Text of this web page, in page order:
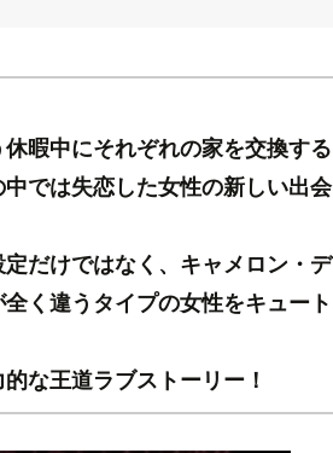
暇中にそれぞれの家を交換する
では失恋した女性の新しい出会
だけではなく、キャメロン・デ
く違うタイプの女性をキュート
な王道ラブストーリー！